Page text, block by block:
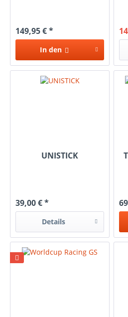
149,95 € *
In den
UNISTICK
39,00 € *
Details